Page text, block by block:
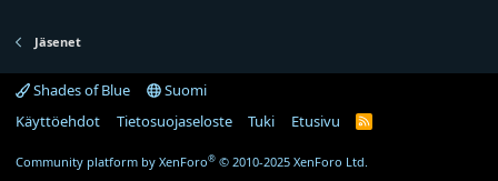
Jäsenet
Shades of Blue
Suomi
Käyttöehdot
Tietosuojaseloste Tuki Etusivu
R
Community platform by XenForo® © 2010-2025 XenForo Ltd.